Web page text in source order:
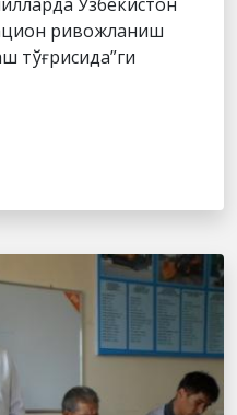
ривожланиш
тўғрисида”ги